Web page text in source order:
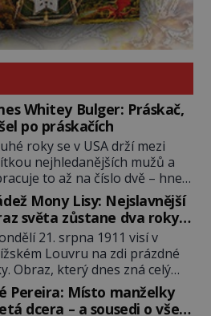
Whitey Bulger: Práskač,
po práskačích
roky se v USA drží mezi
nejhledanějších mužů a
to až na číslo dvě – hned
bin Ládinovi (1957–
To je James „Whitey“ Bulger
viněný ze spoluúčasti
vraždách, vydírání a lichvy. A
krom toho je ještě
dealer, který neváhá
z cesty všechny práskače,
[…]
Mony Lisy: Nejslavnější
světa zůstane dva roky
21. srpna 1911 visí v
Louvru na zdi prázdné
Obraz, který dnes zná celý
je pryč. Zpočátku si nikdo
že jde o krádež.
Pereira: Místo manželky
dcera – a sousedi o všem